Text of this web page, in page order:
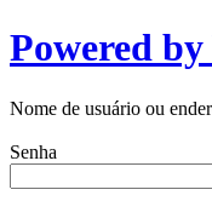
Powered
Nome de usuário ou
Senha